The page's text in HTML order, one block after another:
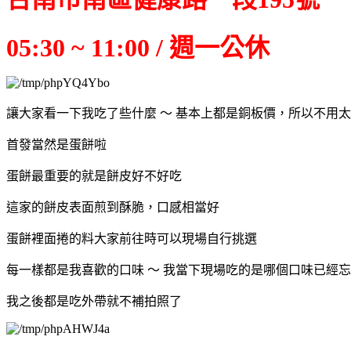
05:30 ~ 11:00 / 週一公休
讓大家看一下我吃了些什麼 ～ 基本上都是銅板價，所以不用
首發當然是蛋餅啦
蛋餅最重要的就是餅皮好不好吃
這家的餅皮表面煎到酥脆，口感相當好
蛋餅裡面捲的料大家前往時可以現場自行挑選
每一樣都是我喜歡的口味 ～ 我當下現場吃的是哪個口味已經
我之後都是吃外帶就不補拍照了